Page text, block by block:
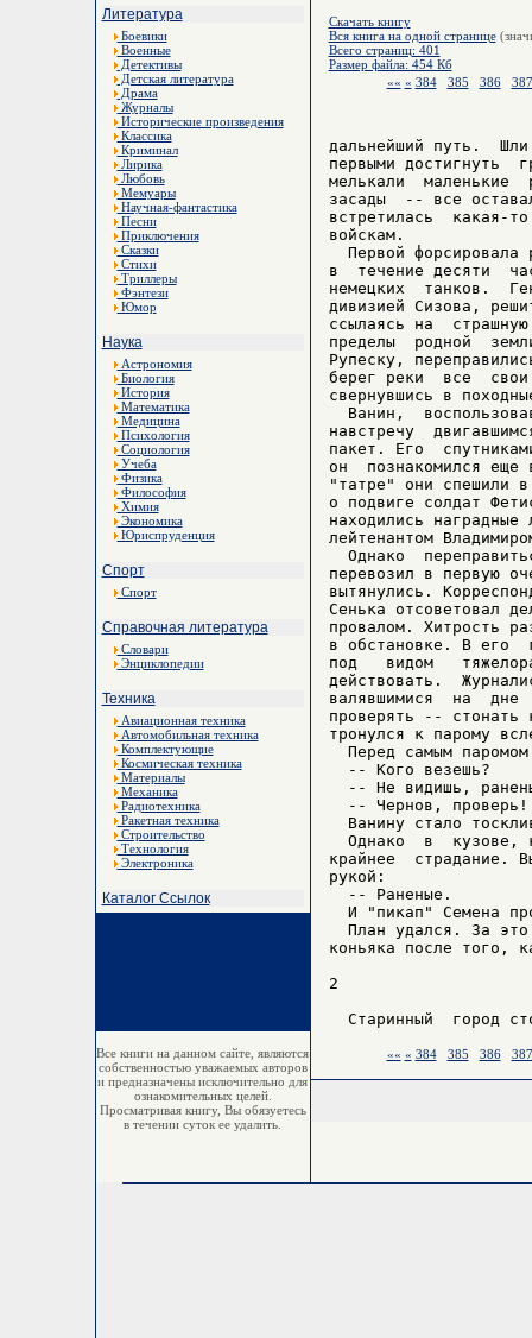
Литература
Боевики
Военные
Детективы
Детская литература
Драма
Журналы
Исторические произведения
Классика
Криминал
Лирика
Любовь
Мемуары
Научная-фантастика
Песни
Приключения
Сказки
Стихи
Триллеры
Фэнтези
Юмор
Наука
Астрономия
Биология
История
Математика
Медицина
Психология
Социология
Учеба
Физика
Философия
Химия
Экономика
Юриспруденция
Спорт
Спорт
Справочная литература
Словари
Энциклопедии
Техника
Авиационная техника
Автомобильная техника
Комплектующие
Космическая техника
Материалы
Механика
Радиотехника
Ракетная техника
Строительство
Технология
Электроника
Каталог Ссылок
Все книги на данном сайте, являются
собственностью уважаемых авторов
и предназначены исключительно для
ознакомительных целей.
Просматривая книгу, Вы обязуетесь
в течении суток ее удалить.
Скачать книгу
Вся книга на одной странице
Всего страниц: 401
Размер файла: 454 Кб
«« « 384 385 386 387
дальнейший путь.
первыми достигнуть
мелькали  маленькие
засады  -- все
встретилась  какая-
войскам.
Первой форсировала
в  течение десяти
немецких  танков.
дивизией Сизова,
ссылаясь на
пределы  родной
Рупеску,
берег реки  все
свернувшись в
Ванин,
навстречу
пакет. Его
он  познакомился еще
"татре" они спешили
о подвиге солдат
находились
лейтенантом
Однако
перевозил в первую
вытянулись.
Сенька отсоветовал
провалом. Хитрость
в обстановке. В его
под   видом
действовать.
валявшимися  на
проверять --
тронулся к парому
Перед самым
  -- Кого везешь?
-- Не видишь,
-- Чернов,
Ванину стало
Однако  в  кузове,
крайнее  страдание.
рукой:
  -- Раненые.
И "пикап" Семена
План удался. За
коньяка после того,
2
«« « 384 385 386 387